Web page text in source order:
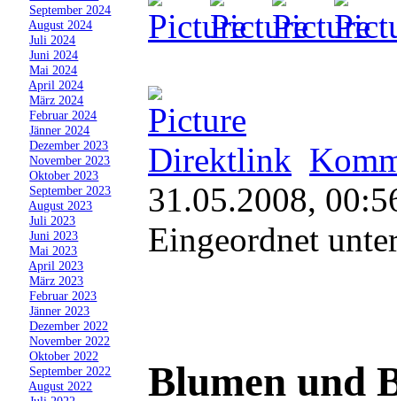
September 2024
August 2024
»Juli 2024
»Juni 2024
»Mai 2024
April 2024
»März 2024
»Februar 2024
»Jänner 2024
»Dezember 2023
»November 2023
»Oktober 2023
September 2023
August 2023
»Juli 2023
»Juni 2023
»Mai 2023
April 2023
»März 2023
»Februar 2023
»Jänner 2023
»Dezember 2022
»November 2022
»Oktober 2022
September 2022
August 2022
Direktlink
31.05.2008,
Eingeordnet
Blumen und